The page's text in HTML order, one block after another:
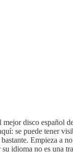
mejor disco español
se puede tener
Empieza a
idioma no es una